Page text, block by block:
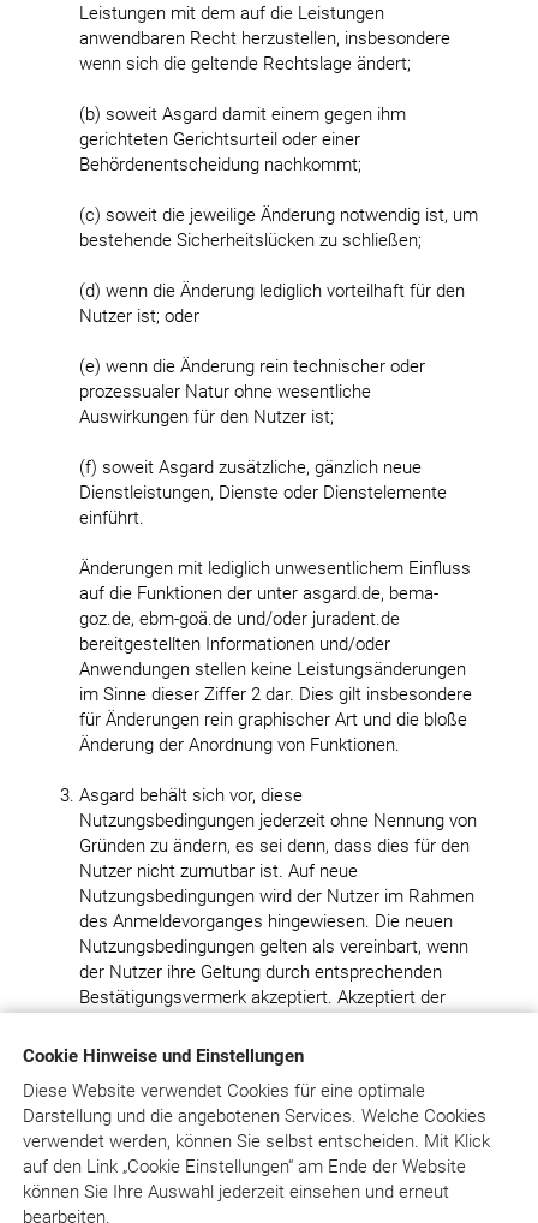
Cookie Hinweise und Einstellungen
Diese Website verwendet Cookies für eine optimale
Darstellung und die angebotenen Services. Welche Cookies
verwendet werden, können Sie selbst entscheiden. Mit Klick
aufden Link „Cookie Einstellungen“ am Ende der Website
können Sie Ihre Auswahl jederzeit einsehen und erneut
bearbeiten.
Leistungen mit dem auf die Leistungen
anwendbaren Recht herzustellen, insbesondere
wenn sich die geltende Rechtslage ändert;
(b) soweit Asgard damit einem gegen ihm
gerichteten Gerichtsurteil oder einer
Behördenentscheidung nachkommt;
(c) soweit die jeweilige Änderung notwendig ist, um
bestehende Sicherheitslücken zu schließen;
(d) wenn die Änderung lediglich vorteilhaft für den
Nutzer ist; oder
(e) wenn die Änderung rein technischer oder
prozessualer Natur ohne wesentliche
Auswirkungen für den Nutzer ist;
(f) soweit Asgard zusätzliche, gänzlich neue
Dienstleistungen, Dienste oder Dienstelemente
einführt.
Änderungen mit lediglich unwesentlichem Einfluss
auf die Funktionen der unter asgard.de, bema-
goz.de, ebm-goä.de und/oder juradent.de
bereitgestellten Informationen und/oder
Anwendungen stellen keine Leistungsänderungen
im Sinne dieser Ziffer 2 dar. Dies gilt insbesondere
für Änderungen rein graphischer Art und die bloße
Änderung der Anordnung von Funktionen.
Asgard behält sich vor, diese
Nutzungsbedingungen jederzeit ohne Nennung von
Gründen zu ändern, es sei denn, dass dies für den
Nutzer nicht zumutbar ist. Auf neue
Nutzungsbedingungen wird der Nutzer im Rahmen
des Anmeldevorganges hingewiesen. Die neuen
Nutzungsbedingungen gelten als vereinbart, wenn
der Nutzer ihre Geltung durch entsprechenden
Bestätigungsvermerk akzeptiert. Akzeptiert der
Recht, die betreffende Vereinbarung durch
Kündigung mit sofortiger Wirkung zu beenden. Die
Möglichkeit der Änderung der
Nutzungsbedingungen besteht aber weder für
Änderungen, die Inhalt und Umfang der für den
jeweiligen Nutzer bestehenden
Kernnutzungsmöglichkeiten zum Nachteil des